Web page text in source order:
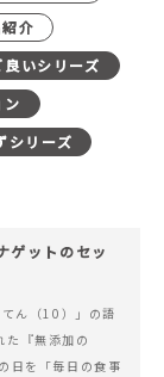
介
良いシリーズ
ン
シリーズ
ゲットのセッ
ん（10）」の語
た『無添加の
日を「毎日の食事